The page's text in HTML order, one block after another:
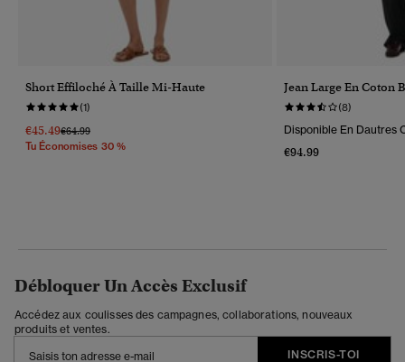
Short Effiloché À Taille Mi-Haute
(1)
€45.49Prix Réduit De
€64.99À
Tu Économises 30 %
Jean Large En Coton
(8)
Disponible En Dautres
€94.99
Débloquer Un Accès Exclusif
Accédez aux coulisses des campagnes, collaborations, nouveaux
produits et ventes.
INSCRIS-TOI